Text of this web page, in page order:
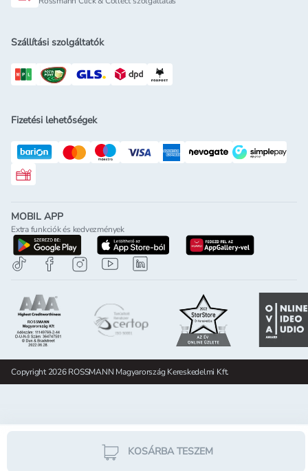
KOSÁRBA TESZEM
Szállítási szolgáltatók
Fizetési lehetőségek
Rossmann ajándékkártya
MOBIL APP
Extra funkciók és kedvezmények
letöltés a google-play-rölletöltés az app-store-ból
letöltés
Copyright 2026 ROSSMANN Magyarország Kereskedelmi Kft.